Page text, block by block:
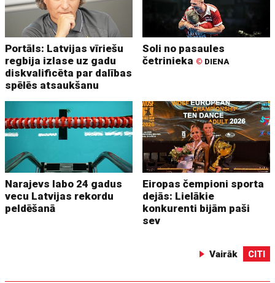
Portāls: Latvijas vīriešu
regbija izlase uz gadu
diskvalificēta par dalības
spēlēs atsaukšanu
Soli no pasaules
četrinieka © DIENA
Narajevs labo 24 gadus
vecu Latvijas rekordu
peldēšanā
Eiropas čempioni sporta
dejās: Lielākie
konkurenti bijām paši
sev
Vairāk CITI